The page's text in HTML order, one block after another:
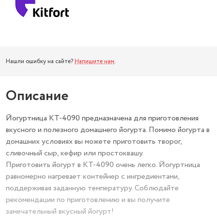
Нашли ошибку на сайте? Напишите нам.
Описание
Йогуртница КТ-4090 предназначена для приготовления
вкусного и полезного домашнего йогурта. Помимо йогурта в
домашних условиях вы можете приготовить творог,
сливочный сыр, кефир или простоквашу.
Приготовить йогурт в КТ-4090 очень легко. Йогуртница
равномерно нагревает контейнер с ингредиентами,
поддерживая заданную температуру. Соблюдайте
рекомендации по приготовлению и вы получите
замечательный вкусный йогурт!